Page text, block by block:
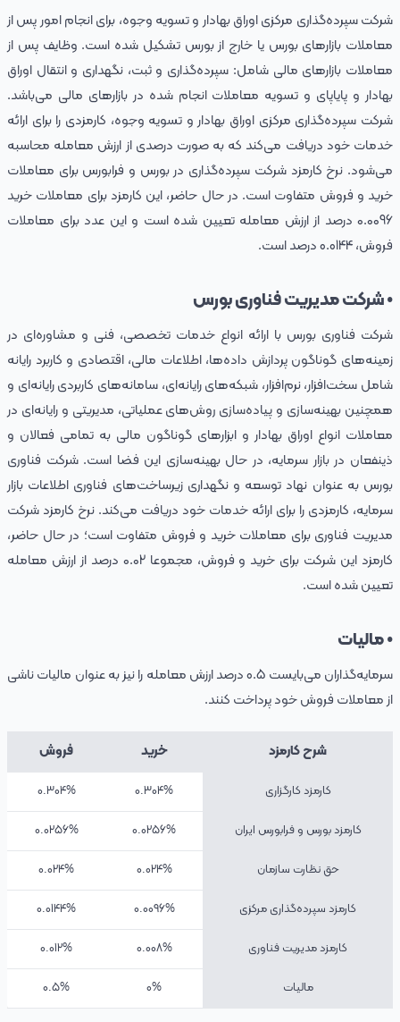
شرکت سپرده‌گذاری مرکزی اوراق بهادار و تسویه وجوه، برای انجام امور پس از
معاملات بازارهای بورس یا خارج از بورس تشکیل شده است. وظایف پس از
معاملات بازارهای مالی شامل: سپرده‌گذاری و ثبت، نگهداری و انتقال اوراق
بهادار و پایاپای و تسویه معاملات انجام شده در بازارهای مالی می‌باشد.
شرکت سپرده‌گذاری مرکزی اوراق بهادار و تسویه وجوه، کارمزدی را برای ارائه
خدمات خود دریافت می‌کند که به صورت درصدی از ارزش معامله محاسبه
می‌شود. نرخ کارمزد شرکت سپرده‌گذاری در بورس و فرابورس برای معاملات
خرید و فروش متفاوت است. در حال حاضر، این کارمزد برای معاملات خرید
۰.۰۰96 درصد از ارزش معامله تعیین شده است و این عدد برای معاملات
فروش، 0.0144 درصد است.
• شرکت مدیریت فناوری بورس
شرکت فناوری بورس با ارائه انواع خدمات تخصصی، فنی و مشاوره‌ای در
زمينه‌های گوناگون پردازش داده‌ها، اطلاعات مالی، اقتصادی و کاربرد رايانه
شامل سخت‌افزار، نرم‌افزار، شبکه‌های رايانه‌ای، سامانه‌های کاربردی رايانه‌ای و
همچنين بهينه‌سازی و پياده‌سازی روش‌های عملياتی، مديريتی و رايانه‌ای در
معاملات انواع اوراق بهادار و ابزارهای گوناگون مالی به تمامی فعالان و
ذينفعان در بازار سرمايه، در حال بهینه‌سازی این فضا است. شرکت فناوری
بورس به عنوان نهاد توسعه و نگهداری زیرساخت‌های فناوری اطلاعات بازار
سرمایه، کارمزدی را برای ارائه خدمات خود دریافت می‌کند. نرخ کارمزد شرکت
مدیریت فناوری برای معاملات خرید و فروش متفاوت است؛ در حال حاضر،
کارمزد این شرکت برای خرید و فروش، مجموعا ۰.۰2 درصد از ارزش معامله
تعیین شده است.
• مالیات
سرمایه‌گذاران می‌بایست 0.5 درصد ارزش معامله را نیز به عنوان مالیات ناشی
از معاملات فروش خود پرداخت کنند.
شرح کارمزد خرید فروش
کارمزد کارگزاری 0.304%
0.304%
کارمزد بورس و فرابورس ایران 0.0256%
0.0256%
حق نظارت سازمان 0.024%
0.024%
کارمزد سپرده‌گذاری مرکزی 0.0096%
0.0144%
کارمزد مدیریت فناوری 0.008%
0.012%
مالیات 0%
0.5%